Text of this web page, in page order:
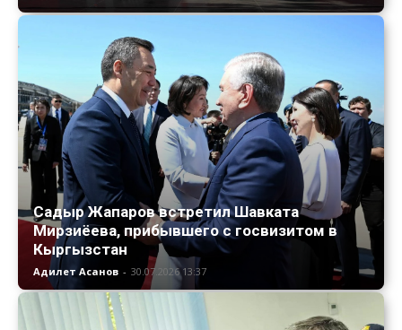
Садыр Жапаров встретил Шавката
Мирзиёева, прибывшего с госвизитом в
Кыргызстан
Адилет Асанов - 30.07.2026 13:37